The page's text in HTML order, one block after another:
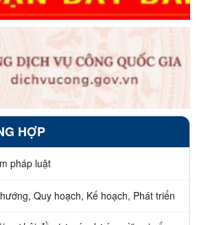
HỢP
pháp luật
Quy hoạch, Kế hoạch, Phát triển